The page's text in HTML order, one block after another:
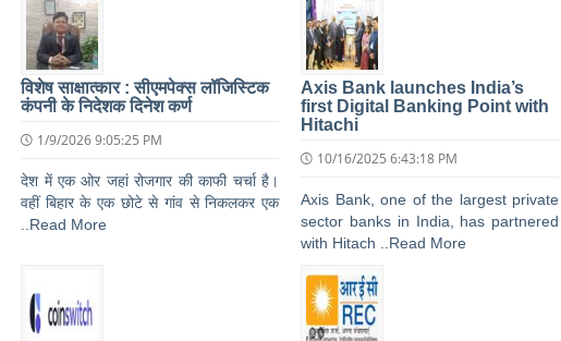
विशेष साक्षात्कार : सीएमपेक्स लॉजिस्टिक
कंपनी के निदेशक दिनेश कर्ण
1/9/2026 9:05:25 PM
देश में एक ओर जहां रोजगार की काफी चर्चा है।
वहीं बिहार के एक छोटे से गांव से निकलकर एक
..Read More
Axis Bank launches India’s
first Digital Banking Point with
Hitachi
10/16/2025 6:43:18 PM
Axis Bank, one of the largest private
sector banks in India, has partnered
with Hitach ..Read More